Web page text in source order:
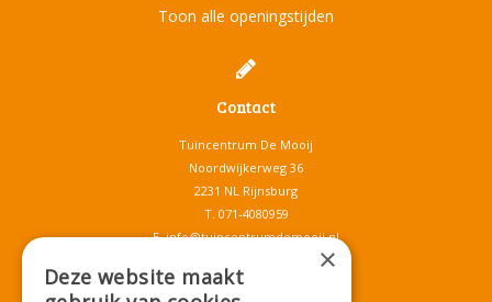
Toon alle openingstijden
Contact
Tuincentrum De Mooij
Noordwijkerweg 36
2231 NL Rijnsburg
T. 071-4080959
E.info@tuincentrumdemooij.nl
×
Deze website maakt